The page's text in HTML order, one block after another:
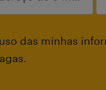
das minhas